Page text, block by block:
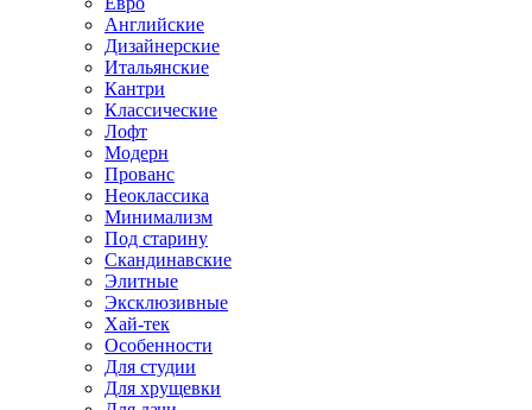
Английские
Дизайнерские
Итальянские
Кантри
Классические
Лофт
Модерн
Прованс
Неоклассика
Минимализм
Под старину
Скандинавские
Элитные
Эксклюзивные
Хай-тек
Особенности
Для студии
Для хрущевки